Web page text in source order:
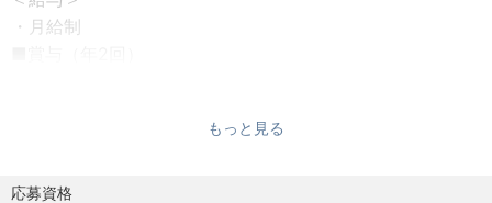
業界トップクラスの豊富な実績があります。2008年の開業
た。また全国に拠点があり、相続税でお困りの方に全国的
・月給制
・つくば事務所／〒305-0032茨城県つくば市竹園1-6-1つ
※変更の範囲：会社の定める事業所
もっと見る
応募資格